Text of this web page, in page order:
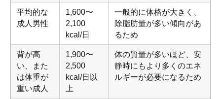
平均的な
成人男性
1,600〜
2,100
kcal/日
一般的に体格が大きく、
除脂肪量が多い傾向があ
るため
背が高
い、また
は体重が
重い成人
1,900〜
2,500
kcal/日以
上
体の質量が多いほど、安
静時にもより多くのエネ
ルギーが必要になるため